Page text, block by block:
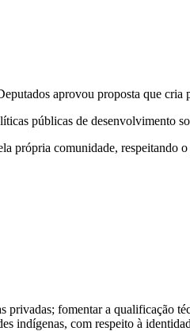
aprovou proposta que cria
públicas de desenvolvimento
própria comunidade, respeitando
fomentar a qualificação
indígenas, com respeito à